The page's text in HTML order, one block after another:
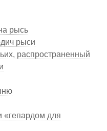
рысь
рыси
распространенный
«гепардом для